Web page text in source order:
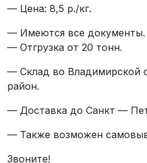
— Цена: 8,5 р./кг.
— Имеются все документы.
— Отгрузка от 20 тонн.
— Склад во Владимирской
район.
— Доставка до Санкт —
— Также возможен
Звоните!